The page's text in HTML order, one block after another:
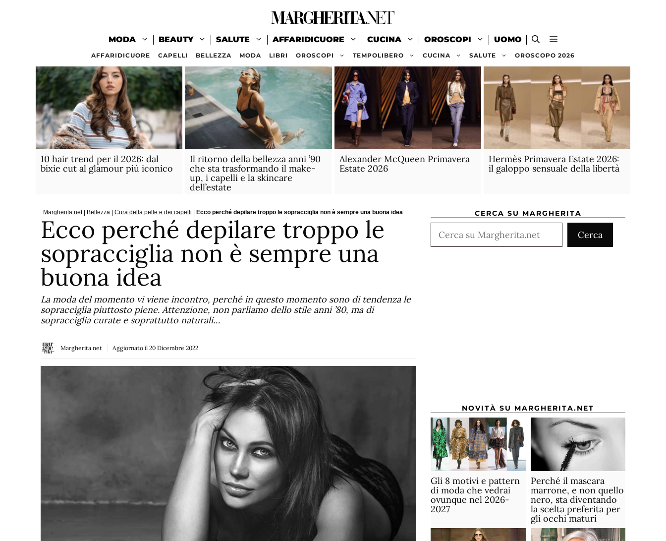
MODA BEAUTY SALUTE AFFARIDICUORE CUCINA OROSCOPI UOMO
AFFARIDICUORE CAPELLI BELLEZZA MODA LIBRI OROSCOPI TEMPOLIBERO CUCINA SALUTE OROSCOPO 2026
10 hair trend per il 2026: dal
bixie cut al glamour più iconico
Il ritorno della bellezza anni ’90
che sta trasformando il make-
up, i capelli e la skincare
dell’estate
Alexander McQueen Primavera
Estate 2026
Hermès Primavera Estate 2026:
il galoppo sensuale della libertà
Margherita.net| Bellezza | Cura della pelle e dei capelli | Ecco perché depilare troppo le sopracciglia non è sempre una buona idea
Ecco perché depilare troppo le
sopracciglia non è sempre una
buona idea
La moda del momento vi viene incontro, perché in questo momento sono di tendenza le
sopracciglia piuttosto piene. Attenzione, non parliamo dello stile anni ’80, ma di
sopracciglia curate e soprattutto naturali…
Margherita.net Aggiornato il 20 Dicembre 2022
CERCA SU MARGHERITA
Cerca
Cerca
NOVITÀ SU MARGHERITA.NET
Gli 8 motivi e pattern
di moda che vedrai
ovunque nel 2026-
2027
Perché il mascara
marrone, e non quello
nero, sta diventando
la scelta preferita per
gli occhi maturi